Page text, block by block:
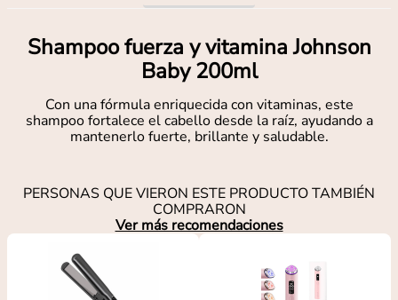
Shampoo fuerza y vitamina Johnson
Baby 200ml
Con una fórmula enriquecida con vitaminas, este
shampoo fortalece el cabello desde la raíz, ayudando a
mantenerlo fuerte, brillante y saludable.
PERSONAS QUE VIERON ESTE PRODUCTO TAMBIÉN
COMPRARON
Ver más recomendaciones